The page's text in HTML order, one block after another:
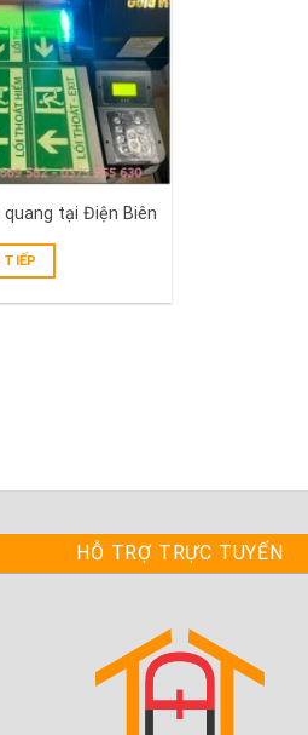
tại Điện Biên
TIẾP
HỖ TRỢ TRỰC TUYẾN